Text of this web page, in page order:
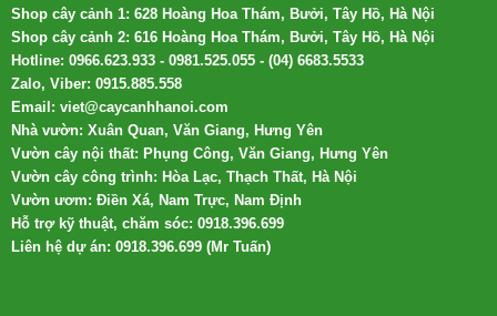
Shop cây cảnh 1: 628 Hoàng Hoa Thám, Bưởi, Tây Hồ, Hà Nội
Shop cây cảnh 2: 616 Hoàng Hoa Thám, Bưởi, Tây Hồ, Hà Nội
Hotline: 0966.623.933 - 0981.525.055 - (04) 6683.5533
Zalo, Viber: 0915.885.558
Email: viet@caycanhhanoi.com
Nhà vườn: Xuân Quan, Văn Giang, Hưng Yên
Vườn cây nội thất: Phụng Công, Văn Giang, Hưng Yên
Vườn cây công trình: Hòa Lạc, Thạch Thất, Hà Nội
Vườn ươm: Điền Xá, Nam Trực, Nam Định
Hỗ trợ kỹ thuật, chăm sóc: 0918.396.699
Liên hệ dự án: 0918.396.699 (Mr Tuấn)